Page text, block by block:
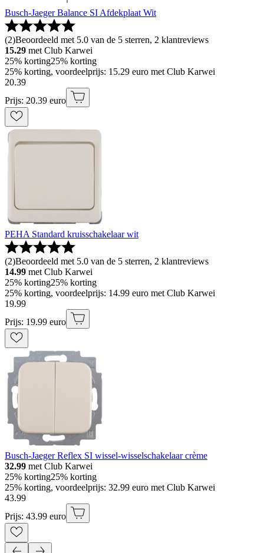
Busch-Jaeger Balance SI Afdekplaat Wit
(2)Beoordeeld met 5.0 van de 5 sterren, 2 klantreviews
15.29 met Club Karwei
25% korting25% korting
25% korting, voordeelprijs: 15.29 euro met Club Karwei
20.39
Prijs: 20.39 euro
PEHA Standard kruisschakelaar wit
(2)Beoordeeld met 5.0 van de 5 sterren, 2 klantreviews
14.99 met Club Karwei
25% korting25% korting
25% korting, voordeelprijs: 14.99 euro met Club Karwei
19.99
Prijs: 19.99 euro
Busch-Jaeger Reflex SI wissel-wisselschakelaar crème
32.99 met Club Karwei
25% korting25% korting
25% korting, voordeelprijs: 32.99 euro met Club Karwei
43.99
Prijs: 43.99 euro